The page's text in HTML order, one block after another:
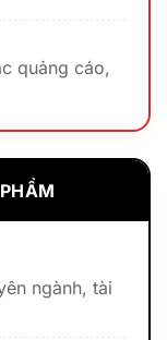
quảng cáo,
ngành, tài